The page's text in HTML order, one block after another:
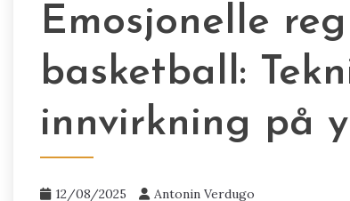
Emosjonelle
basketball:
innvirkning på
12/08/2025 Antonin Verdugo